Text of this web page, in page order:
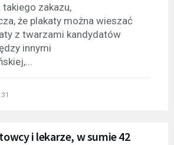
zakazu,
że plakaty można wieszać
z twarzami kandydatów
innymi
i lekarze, w sumie 42